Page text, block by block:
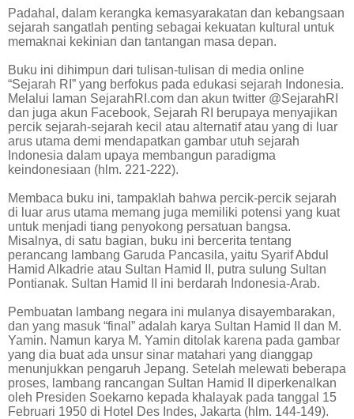
Padahal, dalam kerangka kemasyarakatan dan kebangsaan
sejarah sangatlah penting sebagai kekuatan kultural untuk
memaknai kekinian dan tantangan masa depan.
Buku ini dihimpun dari tulisan-tulisan di media online
“Sejarah RI” yang berfokus pada edukasi sejarah Indonesia.
Melalui laman SejarahRI.com dan akun twitter @SejarahRI
dan juga akun Facebook, Sejarah RI berupaya menyajikan
percik sejarah-sejarah kecil atau alternatif atau yang di luar
arus utama demi mendapatkan gambar utuh sejarah
Indonesia dalam upaya membangun paradigma
keindonesiaan (hlm. 221-222).
Membaca buku ini, tampaklah bahwa percik-percik sejarah
di luar arus utama memang juga memiliki potensi yang kuat
untuk menjadi tiang penyokong persatuan bangsa.
Misalnya, di satu bagian, buku ini bercerita tentang
perancang lambang Garuda Pancasila, yaitu Syarif Abdul
Hamid Alkadrie atau Sultan Hamid II, putra sulung Sultan
Pontianak. Sultan Hamid II ini berdarah Indonesia-Arab.
Pembuatan lambang negara ini mulanya disayembarakan,
dan yang masuk “final” adalah karya Sultan Hamid II dan M.
Yamin. Namun karya M. Yamin ditolak karena pada gambar
yang dia buat ada unsur sinar matahari yang dianggap
menunjukkan pengaruh Jepang. Setelah melewati beberapa
proses, lambang rancangan Sultan Hamid II diperkenalkan
oleh Presiden Soekarno kepada khalayak pada tanggal 15
Februari 1950 di Hotel Des Indes, Jakarta (hlm. 144-149).